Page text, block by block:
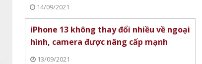
14/09/2021
iPhone 13 không thay đổi nhiều về ngoại
hình, camera được nâng cấp mạnh
13/09/2021